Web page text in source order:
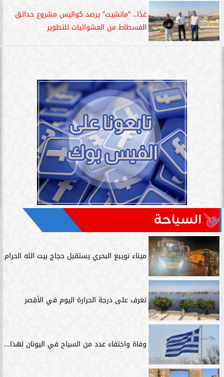
غدًا.. ”مانشيت” يرصد كواليس مشروع حدائق
الفسطاط من العشوائيات للتطوير
السياحة
ميناء نويبع البحري يستقبل حجاج بيت الله الحرام
تعرف على درجة الحرارة اليوم في الأقصر
وفاة واختفاء عدد من السياح في اليونان لهذا...